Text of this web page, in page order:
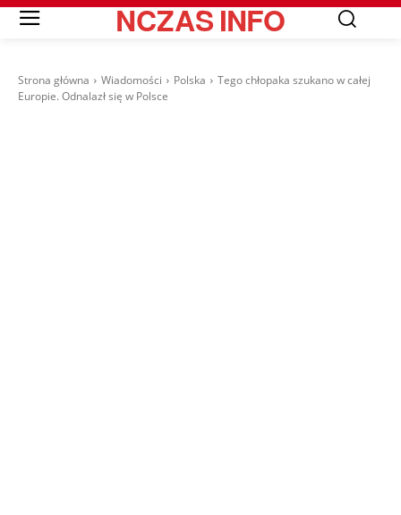
NCZASINFO
Strona główna Wiadomości Polska
Tego chłopaka szukano w całej
Europie. Odnalazł się w Polsce